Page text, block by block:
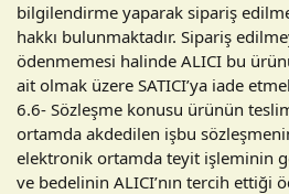
bilgilendirme yaparak sipariş
hakkı bulunmaktadır. Sipariş
ödenmemesi halinde ALICI bu
ait olmak üzere SATICI’ya iade
6.6- Sözleşme konusu ürünün
ortamda akdedilen işbu
elektronik ortamda teyit işleminin
ve bedelinin ALICI’nın tercih ettiği